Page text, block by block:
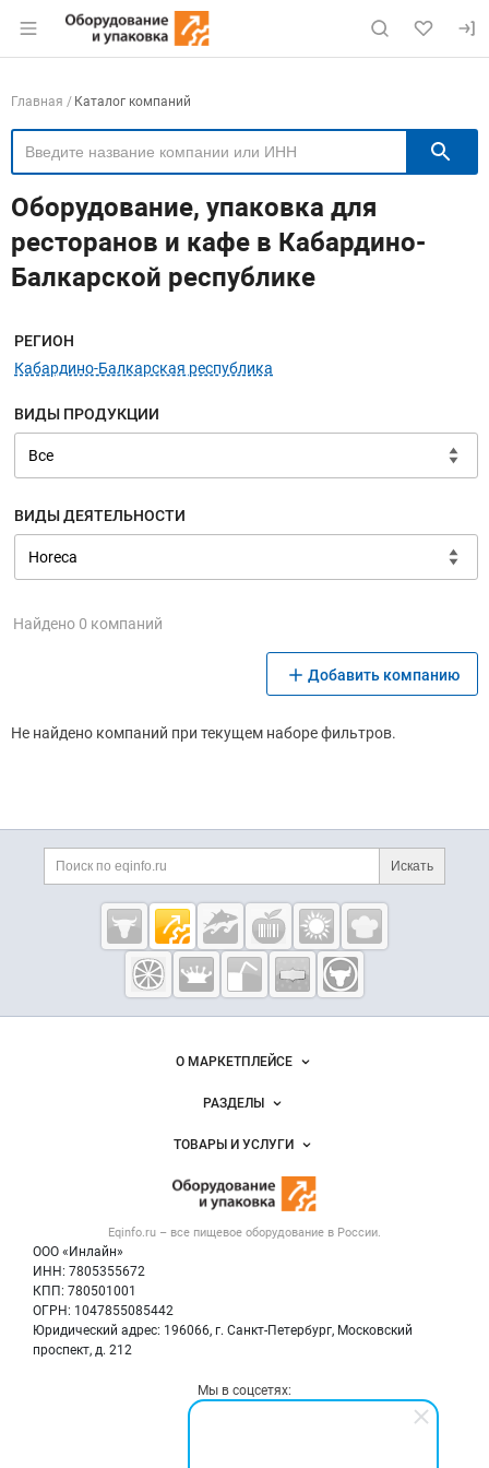
Раздел навигации по сайту eqinfo.ru
Навигация по компаниям
Главная Каталог компаний
Оборудование, упаковка для
ресторанов и кафе в Кабардино-
Балкарской республике
Меню навигации
РЕГИОН
Кабардино-Балкарская республика
ВИДЫ ПРОДУКЦИИ
ВИДЫ ДЕЯТЕЛЬНОСТИ
Найдено 0 компаний
Добавить компанию
Не найдено компаний при текущем наборе фильтров.
Дополнительная информация
Поиск по сайту и
Искать
Cсылки на полезные проекты
Eqinfo.ru —
пищевое
оборудование
и упаковка
Важные разделы и контакты
Eqinfo.ru – все пищевое оборудование в России.
ООО «Инлайн»
ИНН: 7805355672
КПП: 780501001
ОГРН: 1047855085442
Юридический адрес: 196066, г. Санкт-Петербург, Московский
проспект, д. 212
Навигация по сайтуО МАРКЕТПЛЕЙСЕ
Новости Eqinfo.ru
Размещение рекламы
Публичная оферта
Контактная информация
Политика обработки персональных данных
РАЗДЕЛЫ
Объявления
Вакансии
ТОВАРЫ И УСЛУГИ
Оборудование для пищепрома
Тара и упаковка
Б/у оборудование
Мы в соцсетях: